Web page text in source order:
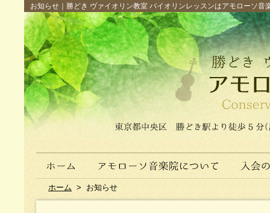
お知らせ｜勝どき ヴァイオリン教室 バイオリンレッスンはアモローソ
ホーム > お知らせ